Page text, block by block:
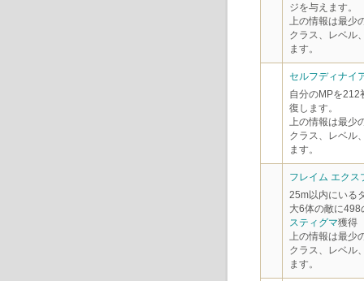
ジを与えます。
上の情報は最少
クラス、レベル
ます。
セルフディナイ
自分のMPを212
復します。
上の情報は最少
クラス、レベル
ます。
フレイム エクス
25m以内にいる
大6体の敵に498
スティグマ獲得
上の情報は最少
クラス、レベル
ます。